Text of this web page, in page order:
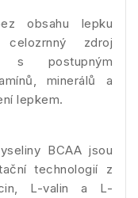
obsahu lepku
celozrnný zdroj
s postupným
minerálů a
lepkem.
BCAA jsou
technologií z
L-valin a L-